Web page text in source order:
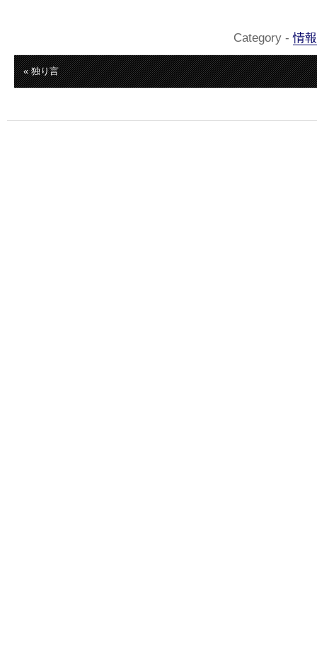
Category -情報
« 独り言